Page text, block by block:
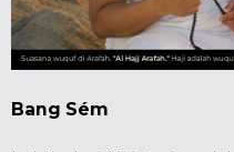
Bang Sém